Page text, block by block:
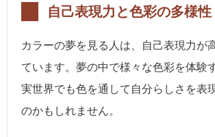
自己表現力と色彩の多様性
カラーの夢を見る人は、自己表現力が
ています。夢の中で様々な色彩を体験
実世界でも色を通して自分らしさを表
のかもしれません。